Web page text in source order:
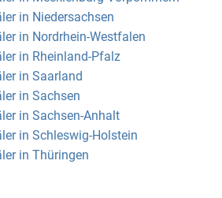
in Niedersachsen
in Nordrhein-Westfalen
in Rheinland-Pfalz
in Saarland
in Sachsen
in Sachsen-Anhalt
in Schleswig-Holstein
in Thüringen